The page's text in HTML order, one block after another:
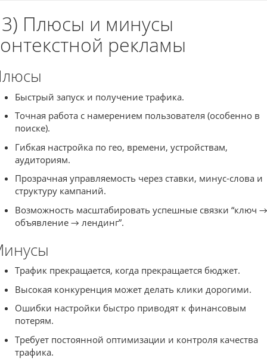
Плюсы и минусы
рекламы
Быстрый запуск и получение трафика.
Точная работа с намерением пользователя (особенно в
поиске).
Гибкая настройка по гео, времени, устройствам,
аудиториям.
Прозрачная управляемость через ставки, минус-слова и
структуру кампаний.
Возможность масштабировать успешные связки “ключ →
объявление → лендинг”.
Трафик прекращается, когда прекращается бюджет.
Высокая конкуренция может делать клики дорогими.
Ошибки настройки быстро приводят к финансовым
потерям.
Требует постоянной оптимизации и контроля качества
трафика.